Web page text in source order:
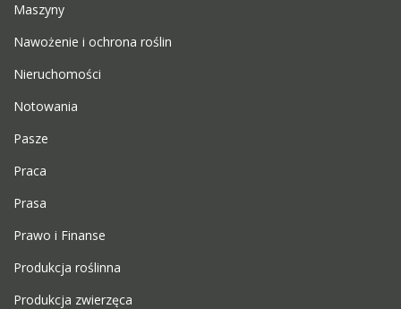
Maszyny
Nawożenie i ochrona roślin
Nieruchomości
Notowania
Pasze
Praca
Prasa
Prawo i Finanse
Produkcja roślinna
Produkcja zwierzęca